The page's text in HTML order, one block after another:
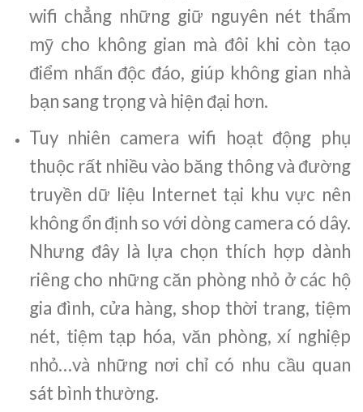
wifi chẳng những giữ nguyên nét thẩm
mỹ cho không gian mà đôi khi còn tạo
điểm nhấn độc đáo, giúp không gian nhà
bạn sang trọng và hiện đại hơn.
Tuy nhiên camera wifi hoạt động phụ
thuộc rất nhiều vào băng thông và đường
truyền dữ liệu Internet tại khu vực nên
không ổn định so với dòng camera có dây.
Nhưng đây là lựa chọn thích hợp dành
riêng cho những căn phòng nhỏ ở các hộ
gia đình, cửa hàng, shop thời trang, tiệm
nét, tiệm tạp hóa, văn phòng, xí nghiệp
nhỏ…và những nơi chỉ có nhu cầu quan
sát bình thường.